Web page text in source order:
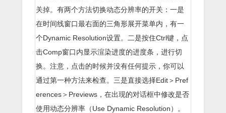
关掉。有两个方法切换动态分辨率的开关：一是
在时间线窗口最右面的三角形展开菜单内，有一
个Dynamic Resolution设置。二是按住Ctrl键，点
击Comp窗口内显示渲染进度的进度条，进行切
换。注意，点击的时候并没有任何提示，你可以
通过第一种方法来检查。三是直接选择Edit＞Pref
erences＞Previews，在出现的对话框中修改是否
使用动态分辨率（Use Dynamic Resolution）。